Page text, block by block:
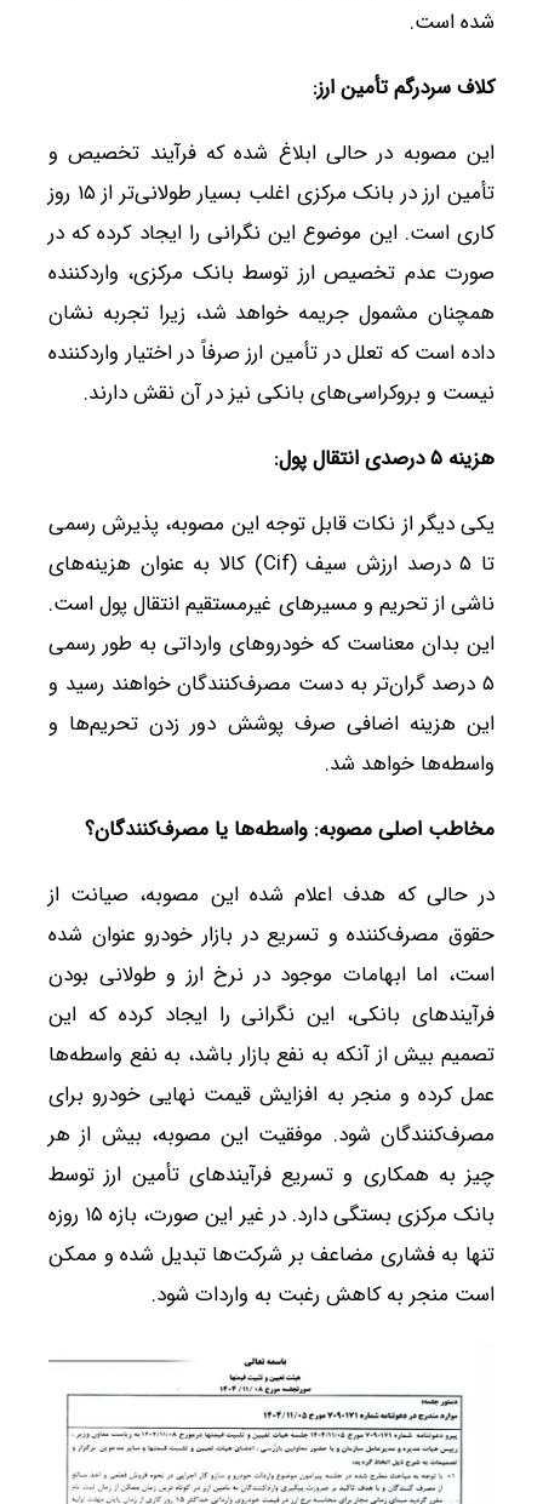
شده است.
کلاف سردرگم تأمین ارز:
این مصوبه در حالی ابلاغ شده که فرآیند تخصیص و
تأمین ارز در بانک مرکزی اغلب بسیار طولانی‌تر از ۱۵ روز
کاری است. این موضوع این نگرانی را ایجاد کرده که در
صورت عدم تخصیص ارز توسط بانک مرکزی، واردکننده
همچنان مشمول جریمه خواهد شد، زیرا تجربه نشان
داده است که تعلل در تأمین ارز صرفاً در اختیار واردکننده
نیست و بروکراسی‌های بانکی نیز در آن نقش دارند.
هزینه ۵ درصدی انتقال پول
:
یکی دیگر از نکات قابل توجه این مصوبه، پذیرش رسمی
تا ۵ درصد ارزش سیف (Cif) کالا به عنوان هزینه‌های
ناشی از تحریم و مسیرهای غیرمستقیم انتقال پول است.
این بدان معناست که خودروهای وارداتی به طور رسمی
۵ درصد گران‌تر به دست مصرف‌کنندگان خواهند رسید و
این هزینه اضافی صرف پوشش دور زدن تحریم‌ها و
واسطه‌ها خواهد شد.
مخاطب اصلی مصوبه: واسطه‌ها یا مصرف‌کنندگان؟
در حالی که هدف اعلام شده این مصوبه، صیانت از
حقوق مصرف‌کننده و تسریع در بازار خودرو عنوان شده
است، اما ابهامات موجود در نرخ ارز و طولانی بودن
فرآیندهای بانکی، این نگرانی را ایجاد کرده که این
تصمیم بیش از آنکه به نفع بازار باشد، به نفع واسطه‌ها
عمل کرده و منجر به افزایش قیمت نهایی خودرو برای
مصرف‌کنندگان شود. موفقیت این مصوبه، بیش از هر
چیز به همکاری و تسریع فرآیندهای تأمین ارز توسط
بانک مرکزی بستگی دارد. در غیر این صورت، بازه ۱۵ روزه
تنها به فشاری مضاعف بر شرکت‌ها تبدیل شده و ممکن
است منجر به کاهش رغبت به واردات شود.